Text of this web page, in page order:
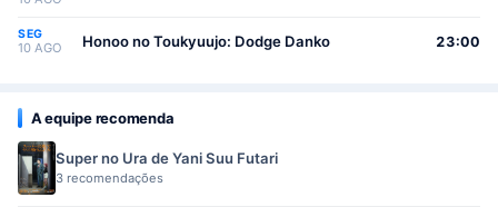
SEG
10 AGO Honoo no Toukyuujo: Dodge Danko 23:00
A equipe recomenda
Super no Ura de Yani Suu Futari
3 recomendações